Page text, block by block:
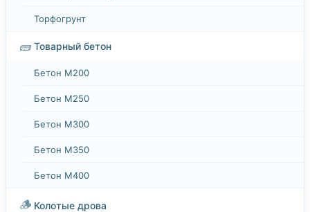
Торфогрунт
🧱 Товарный бетон
Бетон М200
Бетон М250
Бетон М300
Бетон М350
Бетон М400
🪵 Колотые дрова